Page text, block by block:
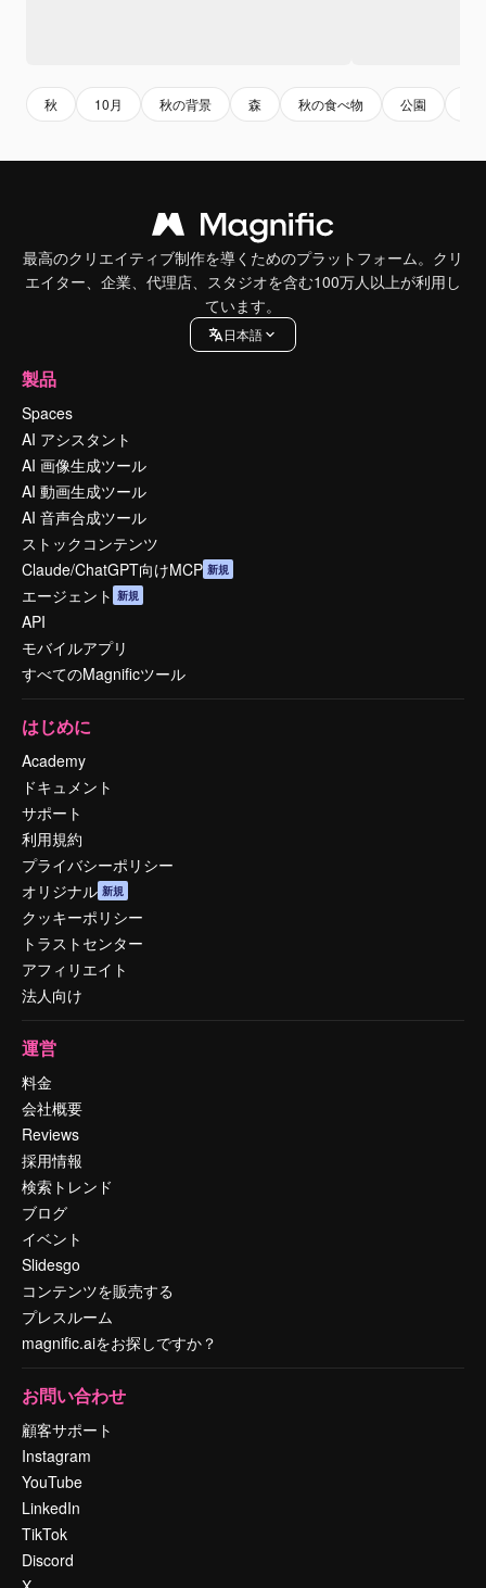
秋 10月 秋の背景 森 秋の食べ物 公園
最高のクリエイティブ制作を導くためのプラットフォーム。クリ
エイター、企業、代理店、スタジオを含む100万人以上が利用し
ています。
日本語
製品
Spaces
AI アシスタント
AI 画像生成ツール
AI 動画生成ツール
AI 音声合成ツール
ストックコンテンツ
Claude/ChatGPT向けMCP 新規
エージェント 新規
API
モバイルアプリ
すべてのMagnificツール
はじめに
Academy
ドキュメント
サポート
利用規約
プライバシーポリシー
オリジナル 新規
クッキーポリシー
トラストセンター
アフィリエイト
法人向け
運営
料金
会社概要
Reviews
採用情報
検索トレンド
ブログ
イベント
Slidesgo
コンテンツを販売する
プレスルーム
magnific.aiをお探しですか？
お問い合わせ
顧客サポート
Instagram
YouTube
LinkedIn
TikTok
Discord